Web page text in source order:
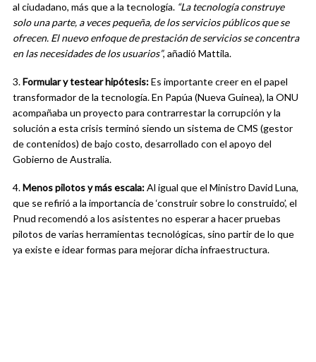
al ciudadano, más que a la tecnología. “La tecnología construye
solo una parte, a veces pequeña, de los servicios públicos que se
ofrecen. El nuevo enfoque de prestación de servicios se concentra
en las necesidades de los usuarios”, añadió Mattila.
3.Formular y testear hipótesis:Es importante creer en el papel
transformador de la tecnología. En Papúa (Nueva Guinea), la ONU
acompañaba un proyecto para contrarrestar la corrupción y la
solución a esta crisis terminó siendo un sistema de CMS (gestor
de contenidos) de bajo costo, desarrollado con el apoyo del
Gobierno de Australia.
4.Menos pilotos y más escala:Al igual que el Ministro David Luna,
que se refirió a la importancia de ‘construir sobre lo construido’, el
Pnud recomendó a los asistentes no esperar a hacer pruebas
pilotos de varias herramientas tecnológicas, sino partir de lo que
ya existe e idear formas para mejorar dicha infraestructura.